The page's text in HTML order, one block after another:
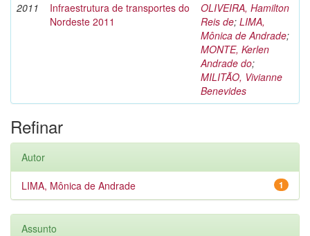
2011
Infraestrutura de transportes do
Nordeste 2011
OLIVEIRA, Hamilton
Reis de; LIMA,
Mônica de Andrade;
MONTE, Kerlen
Andrade do;
MILITÃO, Vivianne
Benevides
Refinar
Autor
1
LIMA, Mônica de Andrade
Assunto